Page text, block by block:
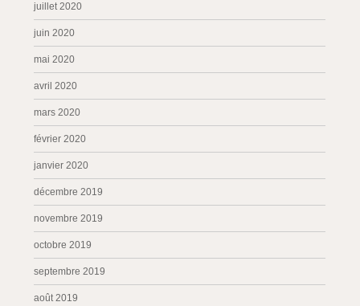
juillet 2020
juin 2020
mai 2020
avril 2020
mars 2020
février 2020
janvier 2020
décembre 2019
novembre 2019
octobre 2019
septembre 2019
août 2019